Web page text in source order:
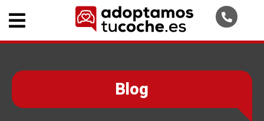
Blog